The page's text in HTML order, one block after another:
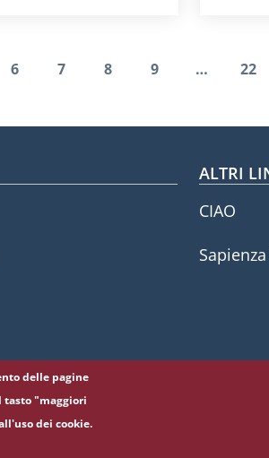
Paginazione
Pagina
6
Pagina
7
Pagina
8
Pagina
9 … 22
ALTRI
CIAO
delle pagine
tasto "maggiori
dei cookie.